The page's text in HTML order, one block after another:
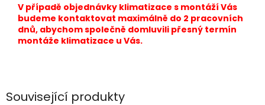
Související produkty
V případě objednávky klimatizace s montáží Vás
budeme kontaktovat maximálně do 2 pracovních
dnů, abychom společně domluvili přesný termín
montáže klimatizace u Vás.